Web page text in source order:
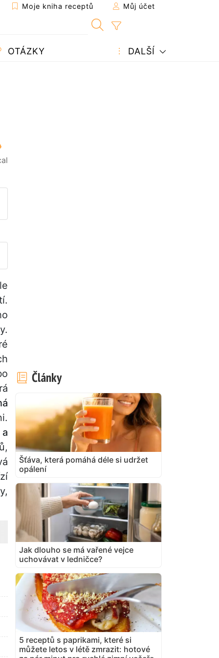
Moje kniha receptů Můj účet
OTÁZKY DALŠÍ
příteli
stránku
otázku autorovi
svou fotografii
Články
Šťáva, která pomáhá déle si udržet
opálení
Jak dlouho se má vařené vejce
uchovávat v ledničce?
5 receptů s paprikami, které si
můžete letos v létě zmrazit: hotové